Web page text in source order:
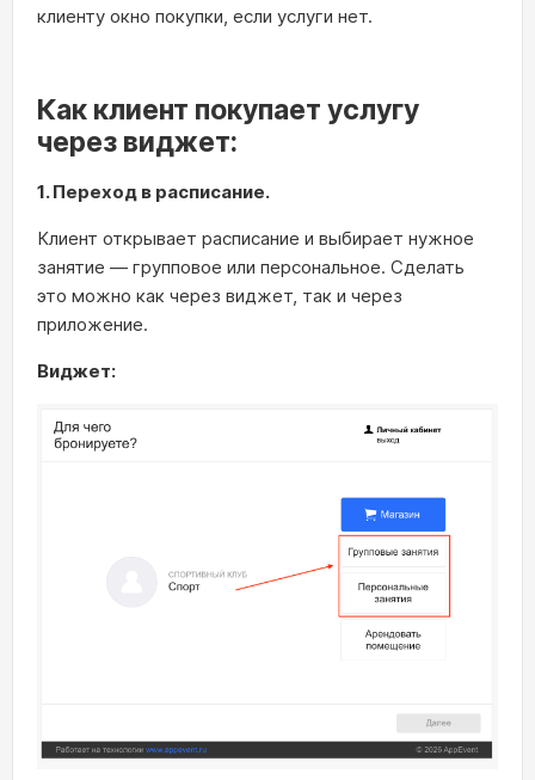
клиенту окно покупки, если услуги нет.
Как клиент покупает услугу
через виджет:
1. Переход в расписание.
Клиент открывает расписание и выбирает нужное
занятие — групповое или персональное. Сделать
это можно как через виджет, так и через
приложение.
Виджет: